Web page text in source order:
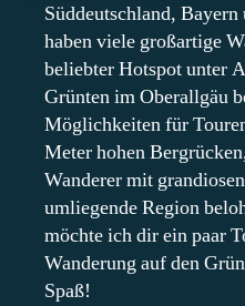
Süddeutschland,
haben viele großartige
beliebter Hotspot unter
Grünten im Oberallgäu
Möglichkeiten für
Meter hohen
Wanderer mit
umliegende Region
möchte ich dir ein paar
Wanderung auf den
Spaß!